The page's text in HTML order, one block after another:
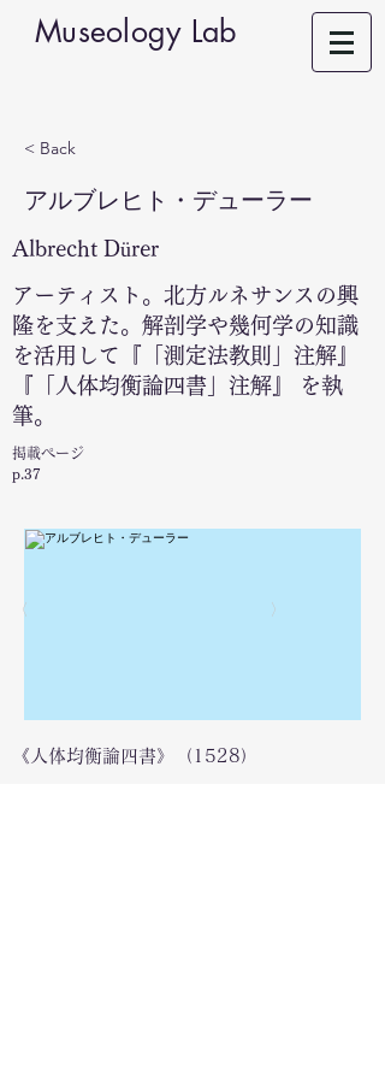
Museology Lab
< Back
アルブレヒト・デューラー
Albrecht Dürer
アーティスト。北方ルネサンスの興
隆を支えた。解剖学や幾何学の知識
を活用して『「測定法教則」注解』
『「人体均衡論四書」注解』 を執
筆。
掲載ページ
p.37
〈 〉
《人体均衡論四書》（1528）